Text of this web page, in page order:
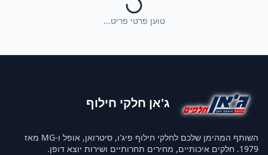
טוען פרטי פריט...
ג'אן חלקי חילוף
השותף המהימן שלכם לחלקי חילוף פיג'ו, סיטרואן, אופל ו-MG מאז
1979. חלקים איכותיים, מחירים תחרותיים ושירות יוצא דופן.